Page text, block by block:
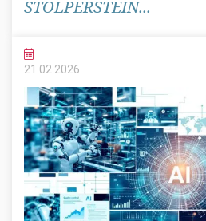
STOLPERSTEIN...
21.02. 2026